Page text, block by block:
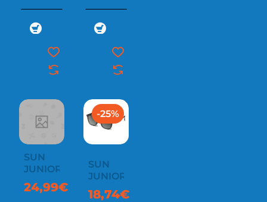
SUN
JUNIOR
24,99€
-25%
SUN
JUNIOR
18,74€